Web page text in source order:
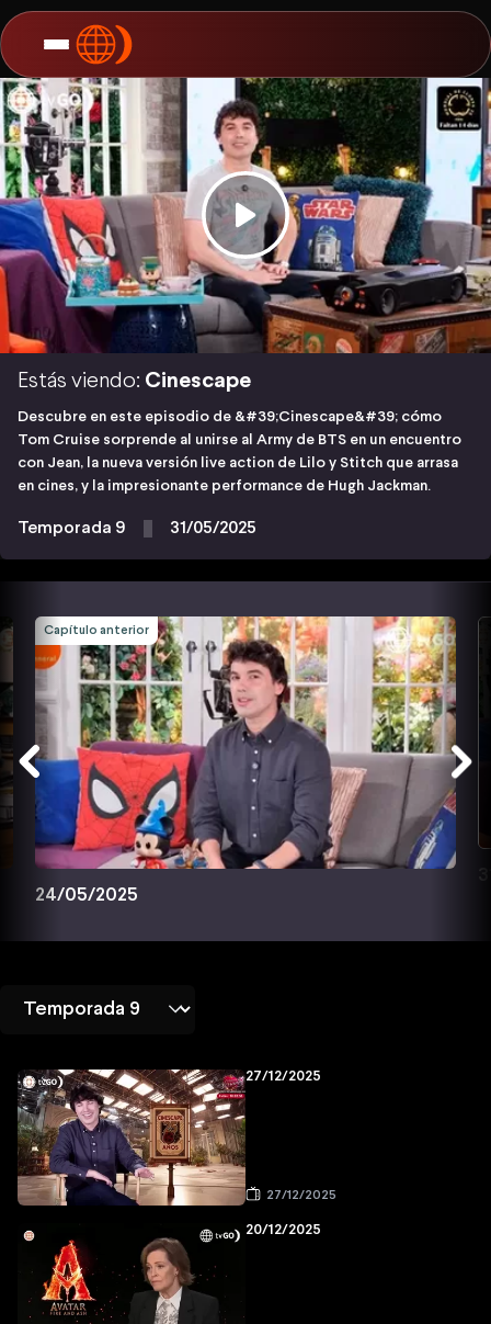
Estás viendo: Cinescape
Descubre en este episodio de &#39;Cinescape&#39; cómo
Tom Cruise sorprende al unirse al Army de BTS en un encuentro
con Jean, la nueva versión live action de Lilo y Stitch que arrasa
en cines, y la impresionante performance de Hugh Jackman.
Temporada 9 31/05/2025
Capítulo anterior
24/05/2025
27/12/2025
27/12/2025
20/12/2025